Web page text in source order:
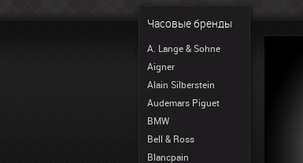
Часовые бренды
A. Lange & Sohne
Aigner
Alain Silberstein
Audemars Piguet
BMW
Bell & Ross
Blancpain